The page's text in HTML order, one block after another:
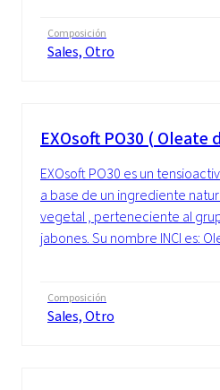
Composición
Sales, Otro
EXOsoft PO30 ( Oleate
EXOsoft PO30 es un
a base de un ingrediente
vegetal , perteneciente al
jabones. Su nombre INCI es:
Composición
Sales, Otro